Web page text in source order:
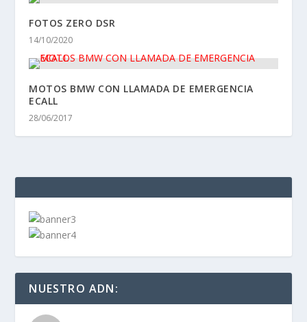
FOTOS ZERO DSR
14/10/2020
MOTOS BMW CON LLAMADA DE EMERGENCIA
ECALL
28/06/2017
NUESTRO ADN: